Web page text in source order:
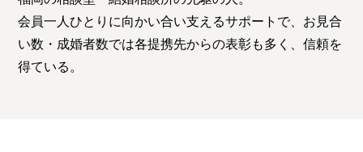
会員一人ひとりに向かい合い支えるサポートで、お見合
い数・成婚者数では各提携先からの表彰も多く、信頼を
得ている。